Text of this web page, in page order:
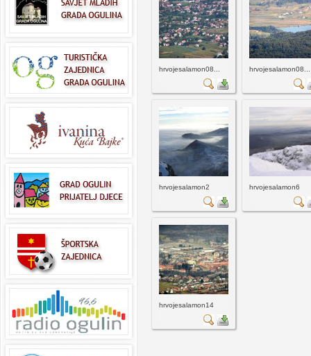
hrvojesalamon08... hrvojesalamon08...
hrvojesalamon2 hrvojesalamon6
hrvojesalamon14